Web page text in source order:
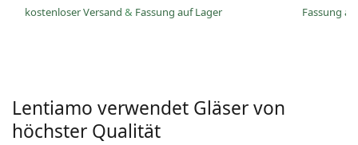
kostenloser Versand & Fassung auf Lager Fassung
Lentiamo verwendet Gläser von
höchster Qualität